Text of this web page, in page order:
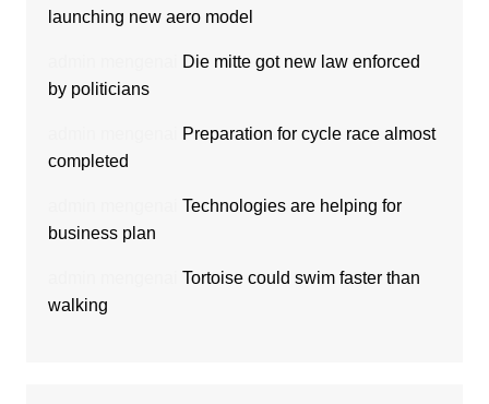
launching new aero model
Die mitte got new law enforced
by politicians
Preparation for cycle race almost
completed
Technologies are helping for
business plan
Tortoise could swim faster than
walking